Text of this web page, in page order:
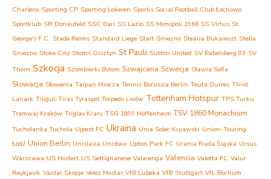
Charleroi Sporting CP Sporting Lokeren Sportis Social Football Club Łochowo
Sportklub SR Donaufeld SSC Bari SS Lazio SS Monopoli 1966 SS Virtus St.
George's F.C. Stade Reims Standard Liege Start Gniezno Steaua Bukareszt Stella
Gniezno Stoke City Stomil Olsztyn St Pauli Sutton United SV Babelsberg 03 SV
Thorn Szkocja Szombierki Bytom Szwajcaria Szwecja Sławia Sofia
Słowacja Słowenia Tarpan Mrocza Tennis Borussia Berlin Teuta Durres Third
Lanark Tiligul-Tiras Tyraspol Torpedo Lwów Tottenham Hotspur TPS Turku
Tramwaj Kraków Triglav Kranj TSG 1899 Hoffenheim TSV 1860 Monachium
Tucholanka Tuchola Ujpest FC Ukraina Unia Solec Kujawski Union-Touring
Łódź Union Berlin Unislavia Unisław Upton Park FC Urania Ruda Śląska Ursus
Warszawa US Hostert US Settignanese Valarenga Valencia Valetta FC Valur
Reykjavík Vardar Skopje Velez Mostar VfB Lubeka VfB Stuttgart VfL Bochum